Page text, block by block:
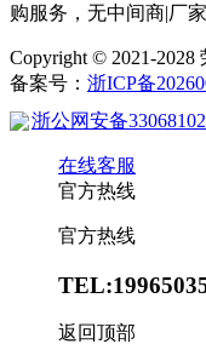
购服务，无中间商|厂
Copyright © 2021-
备案号： 浙ICP备
浙公网安备
在线客服
官方热线
官方热线
返回顶部